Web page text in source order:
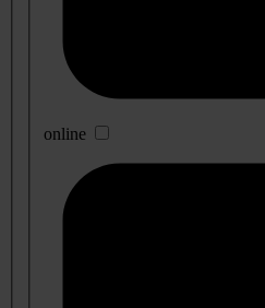
online